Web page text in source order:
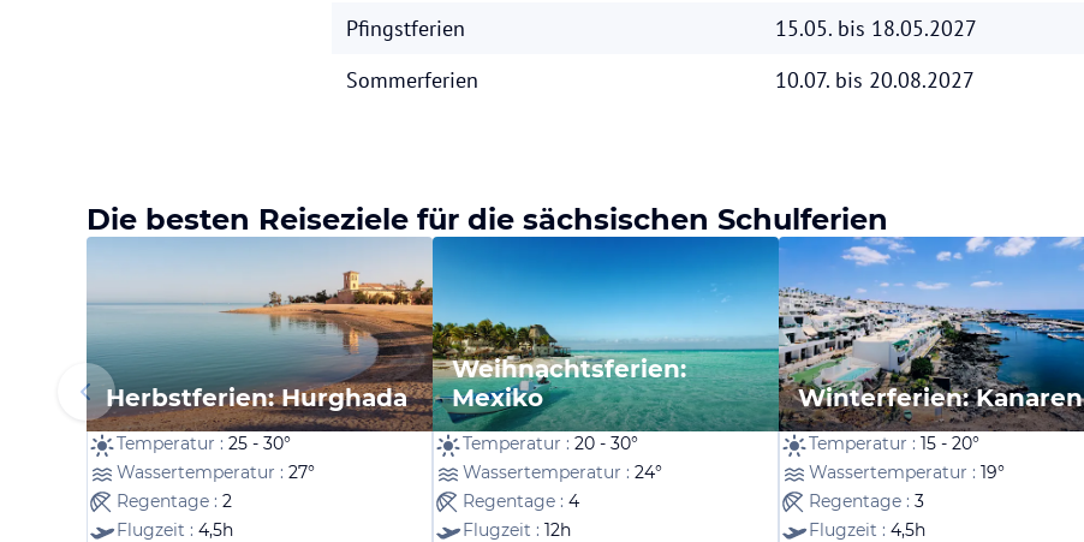
Pfingstferien
15.05. bis 18.05.2027
Sommerferien
10.07. bis 20.08.2027
Die besten Reiseziele für die sächsischen Schulferien
Herbstferien: Hurghada
Temperatur : 25 - 30°
Wassertemperatur : 27°
Regentage : 2
Flugzeit : 4,5h
Weihnachtsferien:
Mexiko
Temperatur : 20 - 30°
Wassertemperatur : 24°
Regentage : 4
Flugzeit : 12h
Winterferien: Kanaren
Temperatur : 15 - 20°
Wassertemperatur : 19°
Regentage : 3
Flugzeit : 4,5h